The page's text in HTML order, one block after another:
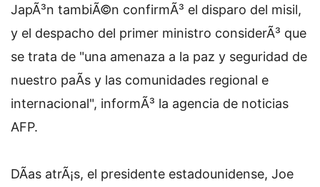
JapÃ³n tambiÃ©n confirmÃ³ el disparo del misil,
y el despacho del primer ministro considerÃ³ que
se trata de "una amenaza a la paz y seguridad de
nuestro paÃ­s y las comunidades regional e
internacional", informÃ³ la agencia de noticias
AFP.
DÃ­as atrÃ¡s, el presidente estadounidense, Joe